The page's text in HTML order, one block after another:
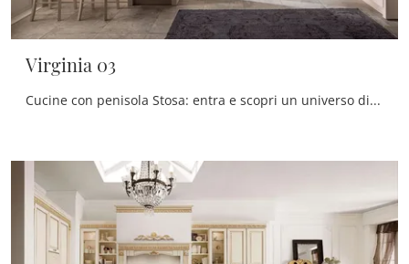
Virginia 03
Cucine con penisola Stosa: entra e scopri un universo di design e contenuto estetico! La cucina convenzionale Virginia 03 ti attende.